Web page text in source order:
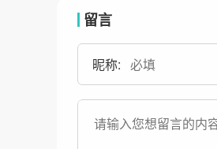
留言
昵称: